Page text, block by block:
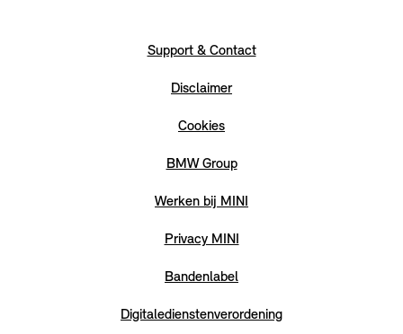
Support & Contact
Disclaimer
Cookies
BMW Group
Werken bij MINI
Privacy MINI
Bandenlabel
Digitaledienstenverordening